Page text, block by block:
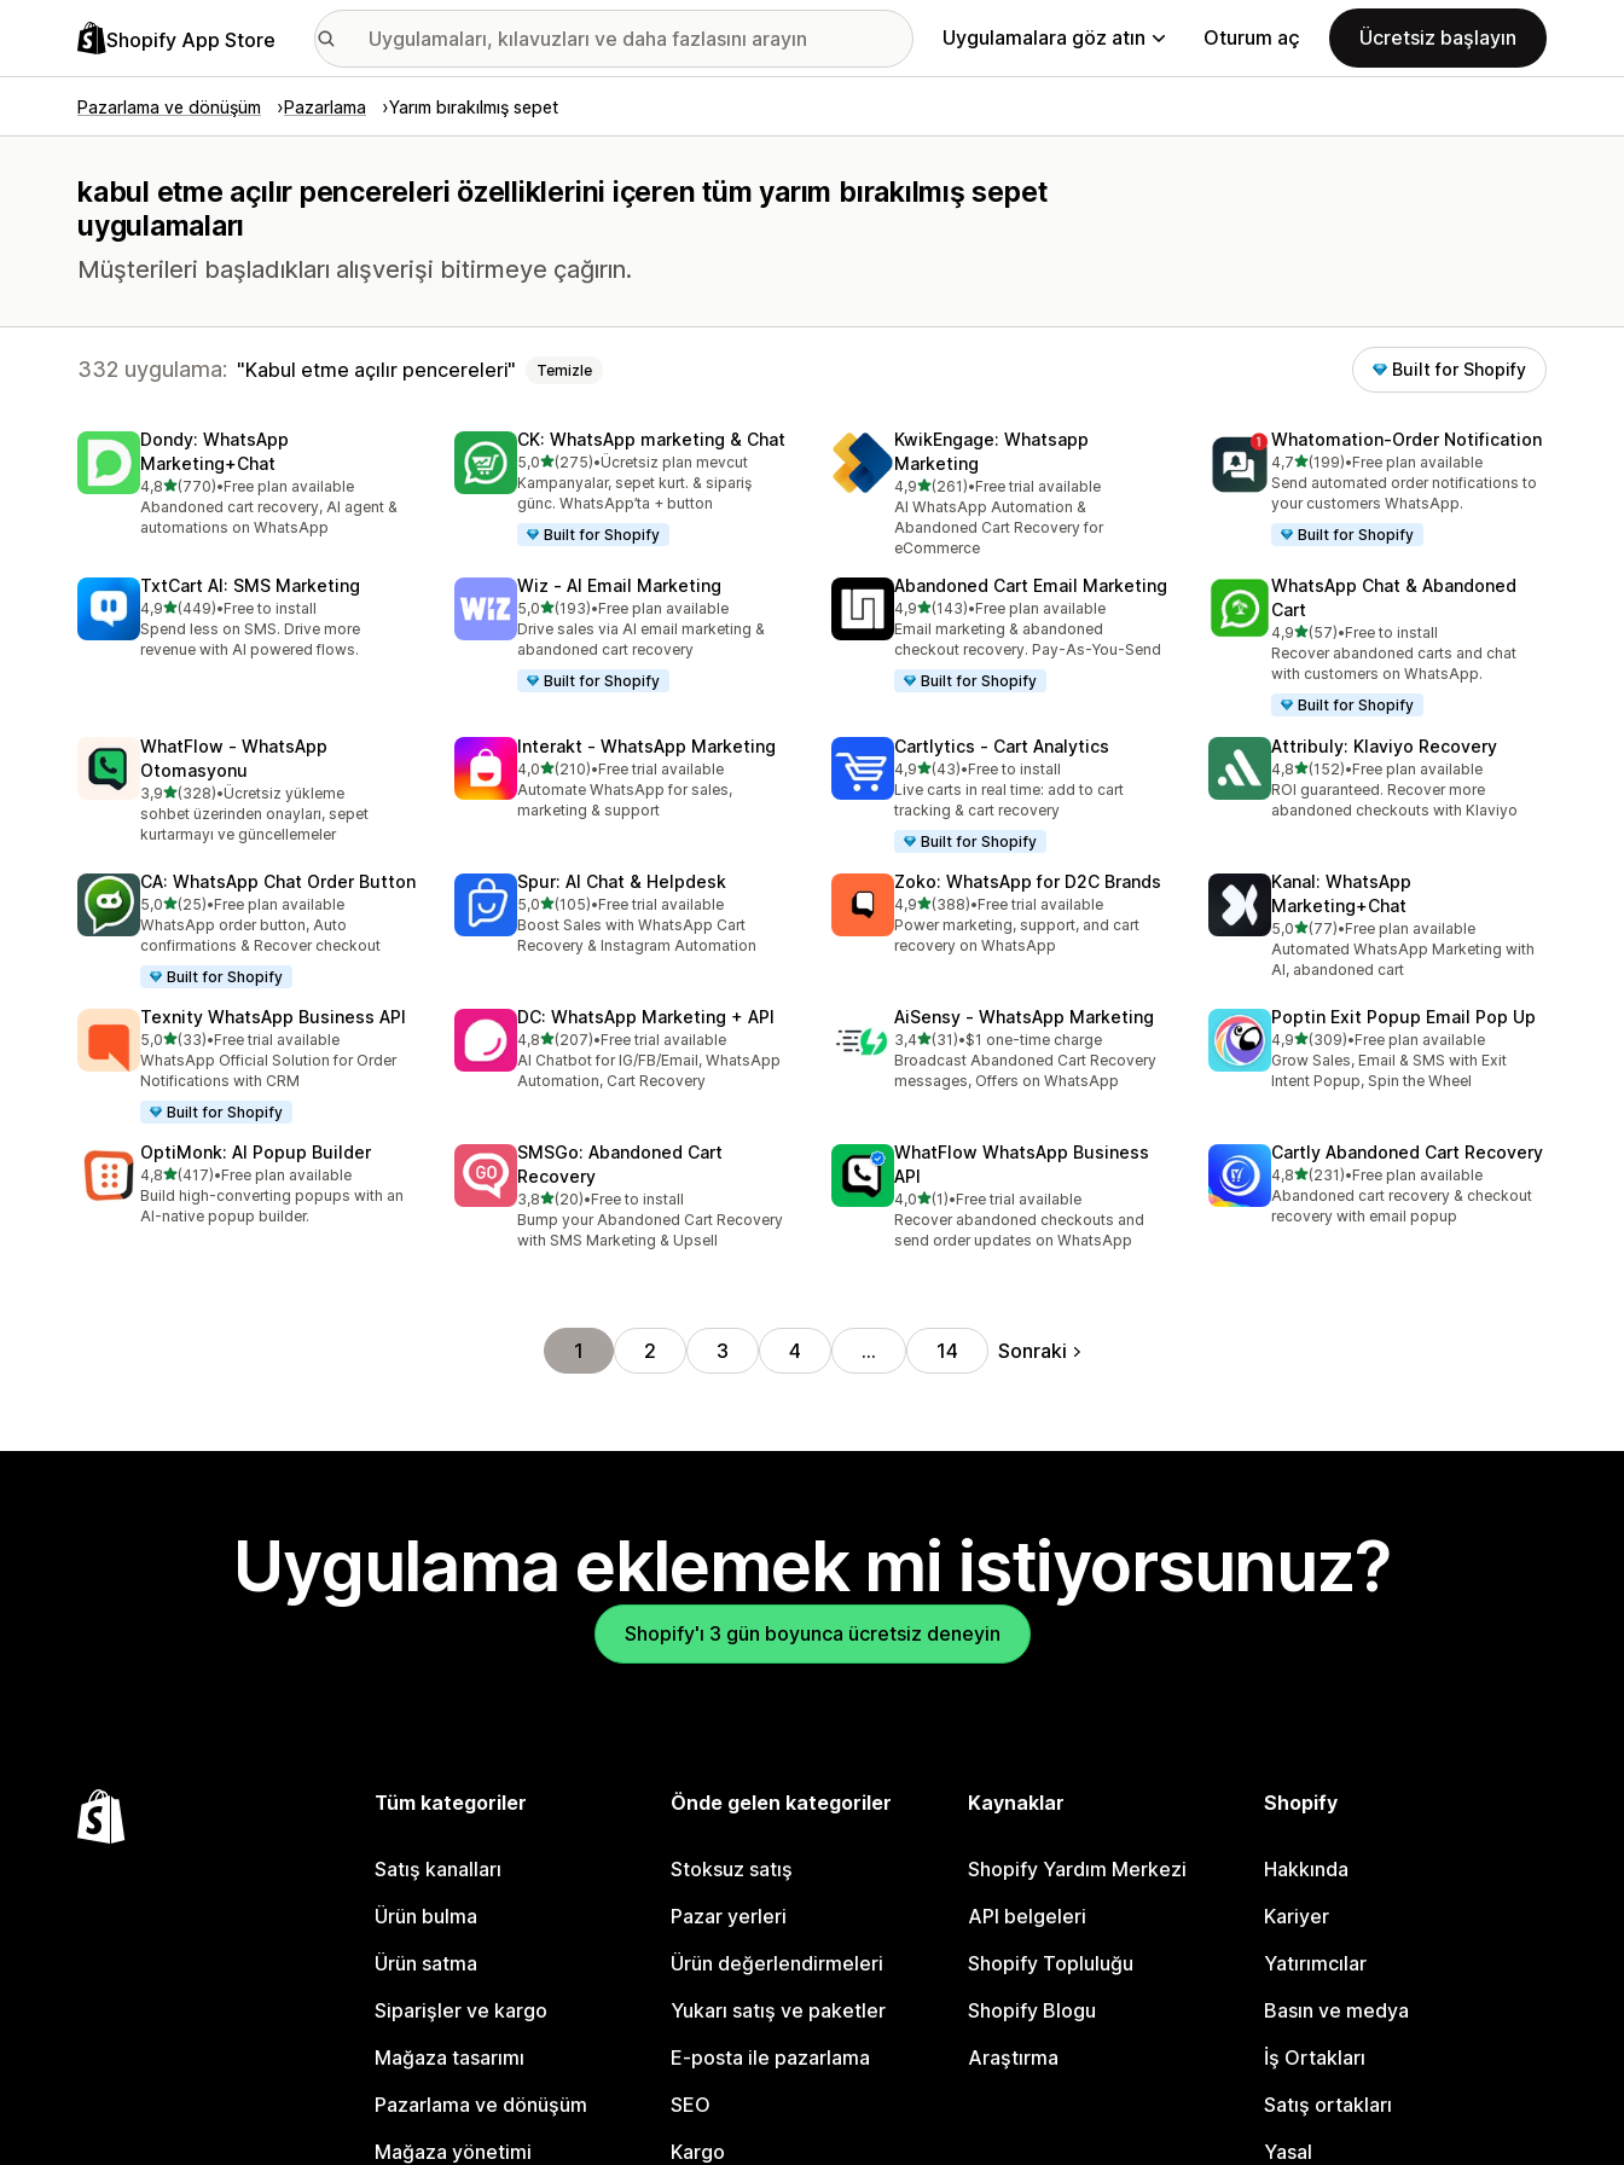
Shopify App Store Uygulamalara göz atın Oturum aç Ücretsiz başlayın
Pazarlama ve dönüşüm Pazarlama Yarım bırakılmış sepet
kabul etme açılır pencereleri özelliklerini içeren tüm yarım bırakılmış sepet
uygulamaları
Müşterileri başladıkları alışverişi bitirmeye çağırın.
332 uygulama: Kabul etme açılır pencereleri Temizle Built for Shopify
Dondy: WhatsApp
Marketing+Chat
4,85 yıldız üzerinden
(770)
toplam 770 değerlendirme
•Free plan available
Abandoned cart recovery, AI agent &
automations on WhatsApp
CK: WhatsApp marketing & Chat
5,05 yıldız üzerinden
(275)
toplam 275 değerlendirme
•Ücretsiz plan mevcut
Kampanyalar, sepet kurt. & sipariş
günc. WhatsApp’ta + button
Built for Shopify
KwikEngage: Whatsapp
Marketing
4,95 yıldız üzerinden
(261)
toplam 261 değerlendirme
•Free trial available
AI WhatsApp Automation &
Abandoned Cart Recovery for
eCommerce
Whatomation‑Order Notification
4,75 yıldız üzerinden
(199)
toplam 199 değerlendirme
•Free plan available
Send automated order notifications to
your customers WhatsApp.
Built for Shopify
TxtCart AI: SMS Marketing
4,95 yıldız üzerinden
(449)
toplam 449 değerlendirme
•Free to install
Spend less on SMS. Drive more
revenue with AI powered flows.
Wiz ‑ AI Email Marketing
5,05 yıldız üzerinden
(193)
toplam 193 değerlendirme
•Free plan available
Drive sales via AI email marketing &
abandoned cart recovery
Built for Shopify
Abandoned Cart Email Marketing
4,95 yıldız üzerinden
(143)
toplam 143 değerlendirme
•Free plan available
Email marketing & abandoned
checkout recovery. Pay-As-You-Send
Built for Shopify
WhatsApp Chat & Abandoned
Cart
4,95 yıldız üzerinden
(57)
toplam 57 değerlendirme
•Free to install
Recover abandoned carts and chat
with customers on WhatsApp.
Built for Shopify
WhatFlow ‑ WhatsApp
Otomasyonu
3,95 yıldız üzerinden
(328)
toplam 328 değerlendirme
•Ücretsiz yükleme
sohbet üzerinden onayları, sepet
kurtarmayı ve güncellemeler
Interakt ‑ WhatsApp Marketing
4,05 yıldız üzerinden
(210)
toplam 210 değerlendirme
•Free trial available
Automate WhatsApp for sales,
marketing & support
Cartlytics ‑ Cart Analytics
4,95 yıldız üzerinden
(43)
toplam 43 değerlendirme
•Free to install
Live carts in real time: add to cart
tracking & cart recovery
Built for Shopify
Attribuly: Klaviyo Recovery
4,85 yıldız üzerinden
(152)
toplam 152 değerlendirme
•Free plan available
ROI guaranteed. Recover more
abandoned checkouts with Klaviyo
CA: WhatsApp Chat Order Button
5,05 yıldız üzerinden
(25)
toplam 25 değerlendirme
•Free plan available
WhatsApp order button, Auto
confirmations & Recover checkout
Built for Shopify
Spur: AI Chat & Helpdesk
5,05 yıldız üzerinden
(105)
toplam 105 değerlendirme
•Free trial available
Boost Sales with WhatsApp Cart
Recovery & Instagram Automation
Zoko: WhatsApp for D2C Brands
4,95 yıldız üzerinden
(388)
toplam 388 değerlendirme
•Free trial available
Power marketing, support, and cart
recovery on WhatsApp
Kanal: WhatsApp
Marketing+Chat
5,05 yıldız üzerinden
(77)
toplam 77 değerlendirme
•Free plan available
Automated WhatsApp Marketing with
AI, abandoned cart
Texnity WhatsApp Business API
5,05 yıldız üzerinden
(33)
toplam 33 değerlendirme
•Free trial available
WhatsApp Official Solution for Order
Notifications with CRM
Built for Shopify
DC: WhatsApp Marketing + API
4,85 yıldız üzerinden
(207)
toplam 207 değerlendirme
•Free trial available
AI Chatbot for IG/FB/Email, WhatsApp
Automation, Cart Recovery
AiSensy ‑ WhatsApp Marketing
3,45 yıldız üzerinden
(31)
toplam 31 değerlendirme
•$1 one-time charge
Broadcast Abandoned Cart Recovery
messages, Offers on WhatsApp
Poptin Exit Popup Email Pop Up
4,95 yıldız üzerinden
(309)
toplam 309 değerlendirme
•Free plan available
Grow Sales, Email & SMS with Exit
Intent Popup, Spin the Wheel
OptiMonk: AI Popup Builder
4,85 yıldız üzerinden
(417)
toplam 417 değerlendirme
•Free plan available
Build high-converting popups with an
AI-native popup builder.
SMSGo: Abandoned Cart
Recovery
3,85 yıldız üzerinden
(20)
toplam 20 değerlendirme
•Free to install
Bump your Abandoned Cart Recovery
with SMS Marketing & Upsell
WhatFlow WhatsApp Business
API
4,05 yıldız üzerinden
(1)
toplam 1 değerlendirme
•Free trial available
Recover abandoned checkouts and
send order updates on WhatsApp
Cartly Abandoned Cart Recovery
4,85 yıldız üzerinden
(231)
toplam 231 değerlendirme
•Free plan available
Abandoned cart recovery & checkout
recovery with email popup
1 2 3 4 … 14 Sonraki
Uygulama eklemek mi istiyorsunuz?
Shopify'ı 3 gün boyunca ücretsiz deneyin
Tüm kategoriler
Satış kanalları
Ürün bulma
Ürün satma
Siparişler ve kargo
Mağaza tasarımı
Pazarlama ve dönüşüm
Mağaza yönetimi
Önde gelen kategoriler
Stoksuz satış
Pazar yerleri
Ürün değerlendirmeleri
Yukarı satış ve paketler
E-posta ile pazarlama
SEO
Kargo
Kaynaklar
Shopify Yardım Merkezi
API belgeleri
Shopify Topluluğu
Shopify Blogu
Araştırma
Shopify
Hakkında
Kariyer
Yatırımcılar
Basın ve medya
İş Ortakları
Satış ortakları
Yasal